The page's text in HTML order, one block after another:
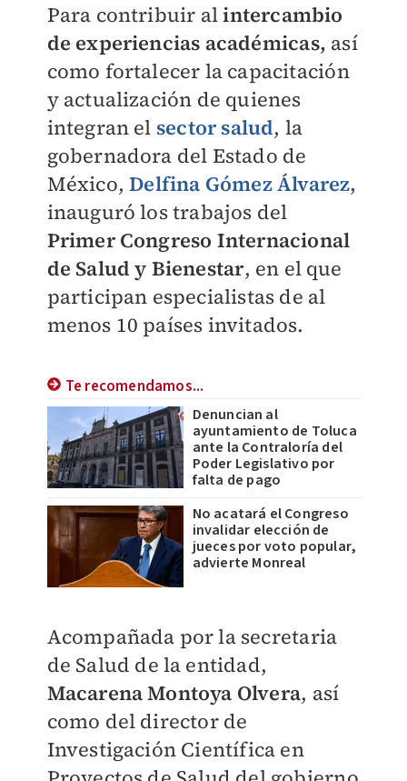
Para contribuir alintercambio
de experiencias académicas, así
como fortalecer la capacitación
y actualización de quienes
integran el sector salud, la
gobernadora del Estado de
México,Delfina Gómez Álvarez,
inauguró los trabajos del
Primer Congreso Internacional
de Salud y Bienestar, en el que
participan especialistas de al
menos 10 países invitados.
Te recomendamos...
Denuncian al
ayuntamiento de Toluca
ante la Contraloría del
Poder Legislativo por
falta de pago
No acatará el Congreso
invalidar elección de
jueces por voto popular,
advierte Monreal
Acompañada por la secretaria
de Salud de la entidad,
Macarena Montoya Olvera, así
como del director de
Investigación Científica en